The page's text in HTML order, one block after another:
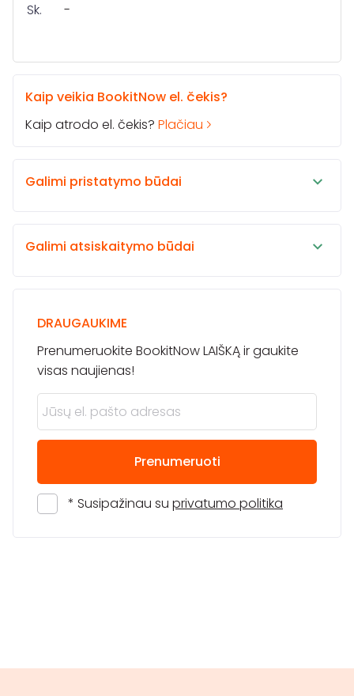
Sk.
-
Kaip veikia BookitNow el. čekis?
Kaip atrodo el. čekis? Plačiau
Galimi pristatymo būdai
Galimi atsiskaitymo būdai
DRAUGAUKIME
Prenumeruokite BookitNow LAIŠKĄ ir gaukite
visas naujienas!
Prenumeruoti
* Susipažinau su privatumo politika